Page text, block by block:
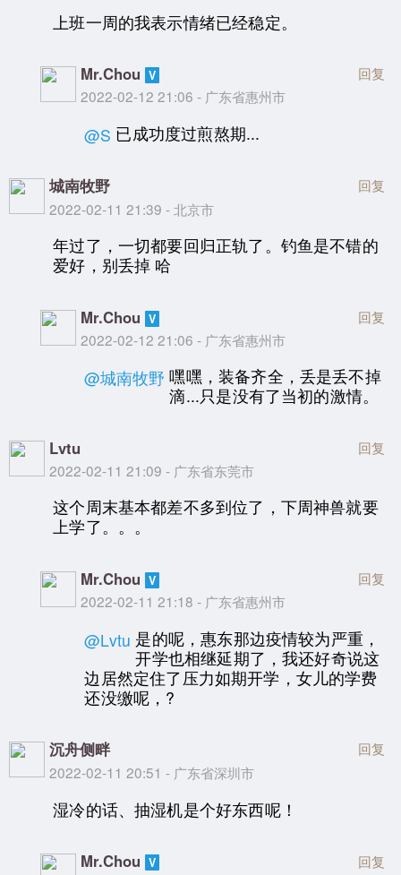
上班一周的我表示情绪已经稳定。
Mr.Chou
2022-02-12 21:06 - 广东省惠州市
回复
@S 已成功度过煎熬期...
城南牧野
2022-02-11 21:39 - 北京市
回复
年过了，一切都要回归正轨了。钓鱼是不错的
爱好，别丢掉 哈
Mr.Chou
2022-02-12 21:06 - 广东省惠州市
回复
@城南牧野 嘿嘿，装备齐全，丢是丢不掉
滴...只是没有了当初的激情。
Lvtu
2022-02-11 21:09 - 广东省东莞市
回复
这个周末基本都差不多到位了，下周神兽就要
上学了。。。
Mr.Chou
2022-02-11 21:18 - 广东省惠州市
回复
@Lvtu 是的呢，惠东那边疫情较为严重，
开学也相继延期了，我还好奇说这
边居然定住了压力如期开学，女儿的学费
还没缴呢，?
沉舟侧畔
2022-02-11 20:51 - 广东省深圳市
回复
湿冷的话、抽湿机是个好东西呢！
Mr.Chou 回复